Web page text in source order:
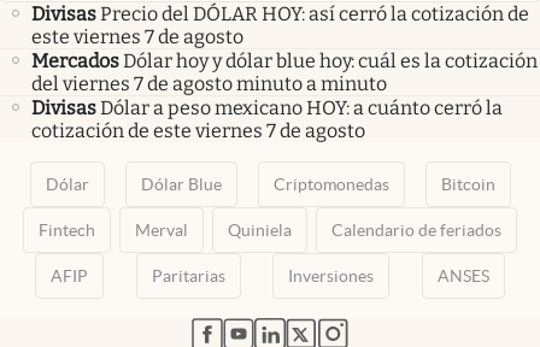
DivisasPrecio del DÓLAR HOY: así cerró la cotización de
este viernes 7 de agosto
MercadosDólar hoy y dólar blue hoy: cuál es la cotización
del viernes 7 de agosto minuto a minuto
DivisasDólar a peso mexicano HOY: a cuánto cerró la
cotización de este viernes 7 de agosto
Dólar Dólar Blue Criptomonedas Bitcoin
Fintech Merval Quiniela Calendario de feriados
AFIP Paritarias Inversiones ANSES
abre en nueva pestaña
abre en nueva pestaña
abre en nueva pestaña
abre en nueva pestaña
abre en nueva pestaña